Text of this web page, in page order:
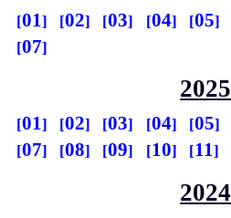
01 02 03 04 05
07
2025
01 02 03 04 05
07
08 09 10 11
2024